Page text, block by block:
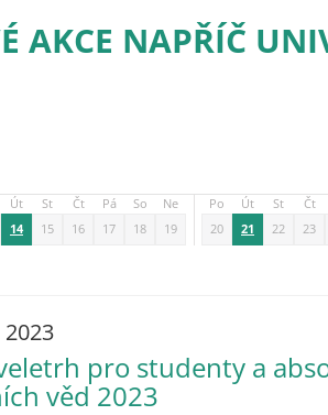
AKCE NAPŘÍČ
Út St Čt Pá So
Ne
14 15 16 17 18 19
Po Út St Čt
20
21 22 23
pro studenty a
věd 2023